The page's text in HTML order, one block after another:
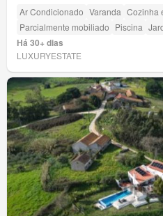
Ar Condicionado Varanda Cozinha
Parcialmente mobiliado Piscina
Há 30+ dias
LUXURYESTATE